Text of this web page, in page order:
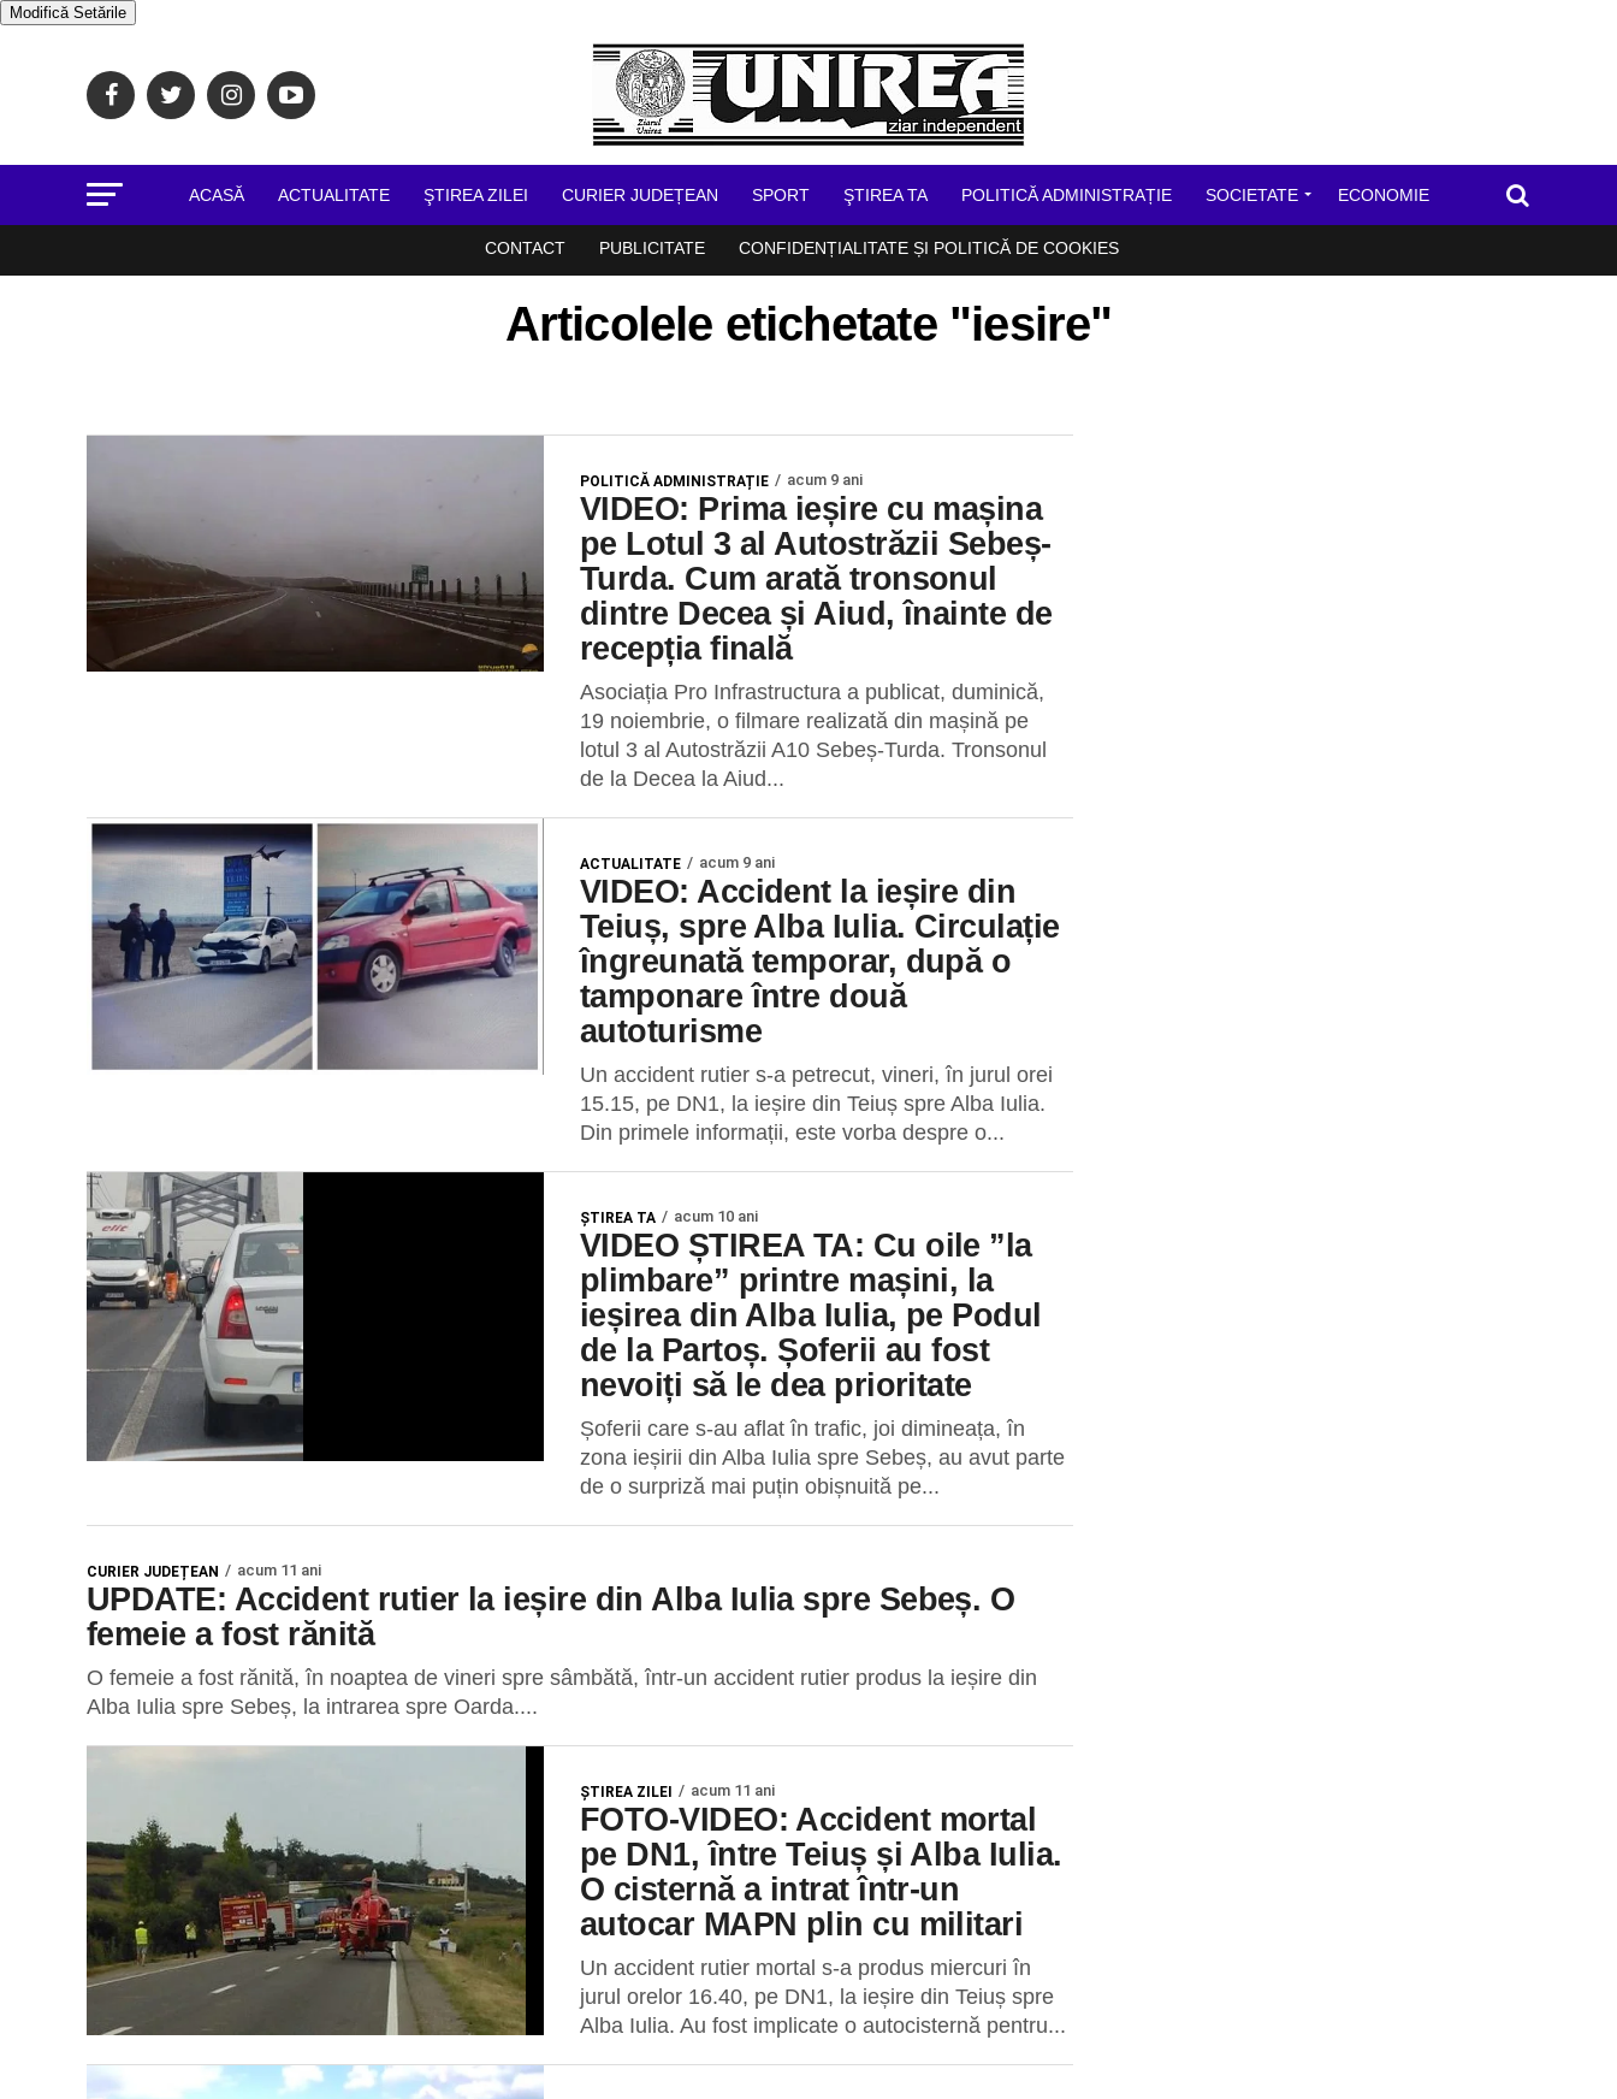
Modifică Setările
ACASĂ ACTUALITATE ŞTIREA ZILEI CURIER JUDEȚEAN SPORT ŞTIREA TA POLITICĂ ADMINISTRAȚIE SOCIETATE ECONOMIE
CONTACT PUBLICITATE CONFIDENȚIALITATE ȘI POLITICĂ DE COOKIES
Articolele etichetate "iesire"
POLITICĂ ADMINISTRAȚIE acum 9 ani
VIDEO: Prima ieșire cu mașina
pe Lotul 3 al Autostrăzii Sebeș-
Turda. Cum arată tronsonul
dintre Decea și Aiud, înainte de
recepția finală
Asociația Pro Infrastructura a publicat, duminică,
19 noiembrie, o filmare realizată din mașină pe
lotul 3 al Autostrăzii A10 Sebeș-Turda. Tronsonul
de la Decea la Aiud...
ACTUALITATE acum 9 ani
VIDEO: Accident la ieșire din
Teiuș, spre Alba Iulia. Circulație
îngreunată temporar, după o
tamponare între două
autoturisme
Un accident rutier s-a petrecut, vineri, în jurul orei
15.15, pe DN1, la ieșire din Teiuș spre Alba Iulia.
Din primele informații, este vorba despre o...
ŞTIREA TA acum 10 ani
VIDEO ȘTIREA TA: Cu oile ”la
plimbare” printre mașini, la
ieșirea din Alba Iulia, pe Podul
de la Partoș. Șoferii au fost
nevoiți să le dea prioritate
Șoferii care s-au aflat în trafic, joi dimineața, în
zona ieșirii din Alba Iulia spre Sebeș, au avut parte
de o surpriză mai puțin obișnuită pe...
CURIER JUDEȚEAN acum 11 ani
UPDATE: Accident rutier la ieșire din Alba Iulia spre Sebeș. O
femeie a fost rănită
O femeie a fost rănită, în noaptea de vineri spre sâmbătă, într-un accident rutier produs la ieșire din
Alba Iulia spre Sebeș, la intrarea spre Oarda....
ŞTIREA ZILEI acum 11 ani
FOTO-VIDEO: Accident mortal
pe DN1, între Teiuș și Alba Iulia.
O cisternă a intrat într-un
autocar MAPN plin cu militari
Un accident rutier mortal s-a produs miercuri în
jurul orelor 16.40, pe DN1, la ieșire din Teiuș spre
Alba Iulia. Au fost implicate o autocisternă pentru...